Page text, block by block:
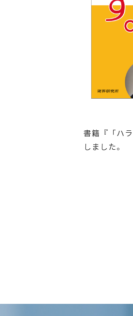
書籍『「ハ
しました。